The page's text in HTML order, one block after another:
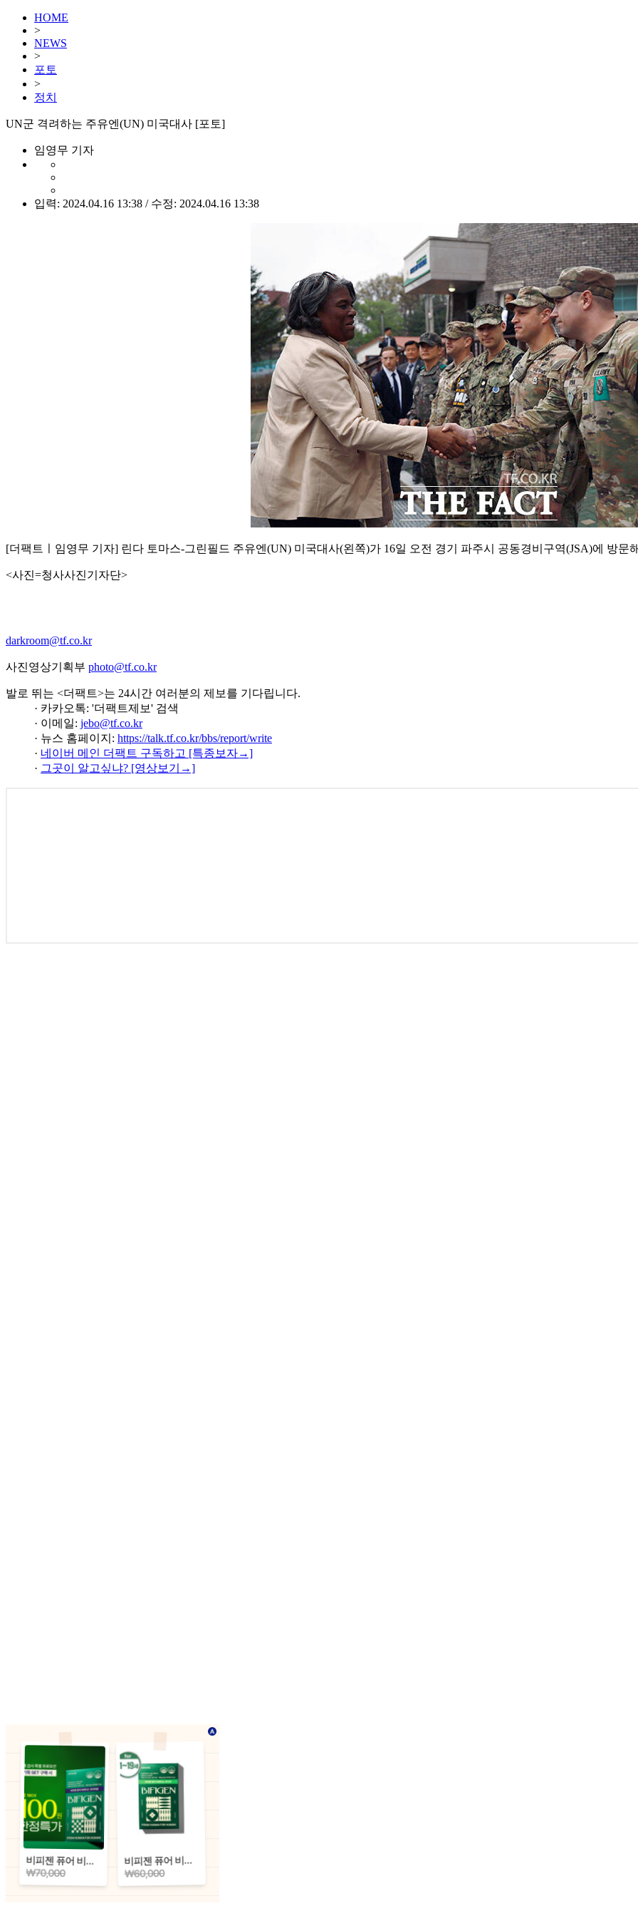
HOME
>
NEWS
>
포토
>
정치
UN군 격려하는 주유엔(UN) 미국대사 [포토]
임영무 기자
입력: 2024.04.16 13:38 / 수정: 2024.04.16 13:38
[더팩트ㅣ임영무 기자] 린다 토마스-그린필드 주유엔(UN) 미국대사(왼쪽)가 16일 오전 경기 파주시 공동경비구역(JSA)에 방문
<사진=청사사진기자단>
darkroom@tf.co.kr
사진영상기획부 photo@tf.co.kr
발로 뛰는 <더팩트>는 24시간 여러분의 제보를 기다립니다.
· 카카오톡: '더팩트제보' 검색
· 이메일: jebo@tf.co.kr
· 뉴스 홈페이지: https://talk.tf.co.kr/bbs/report/write
· 네이버 메인 더팩트 구독하고 [특종보자→]
· 그곳이 알고싶냐? [영상보기→]